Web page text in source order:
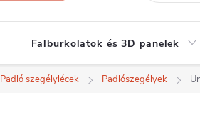
Falburkolatok és 3D panelek
Padló szegélylécek Padlószegélyek